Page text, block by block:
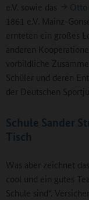
e.V. sowie das
1861 e.V. Mainz-
ernteten ein großes
anderen
vorbildliche
Schüler und deren
der Deutschen
Schule Sander
Tisch
Was aber zeichnet
cool und ein gutes
Schule sind“.